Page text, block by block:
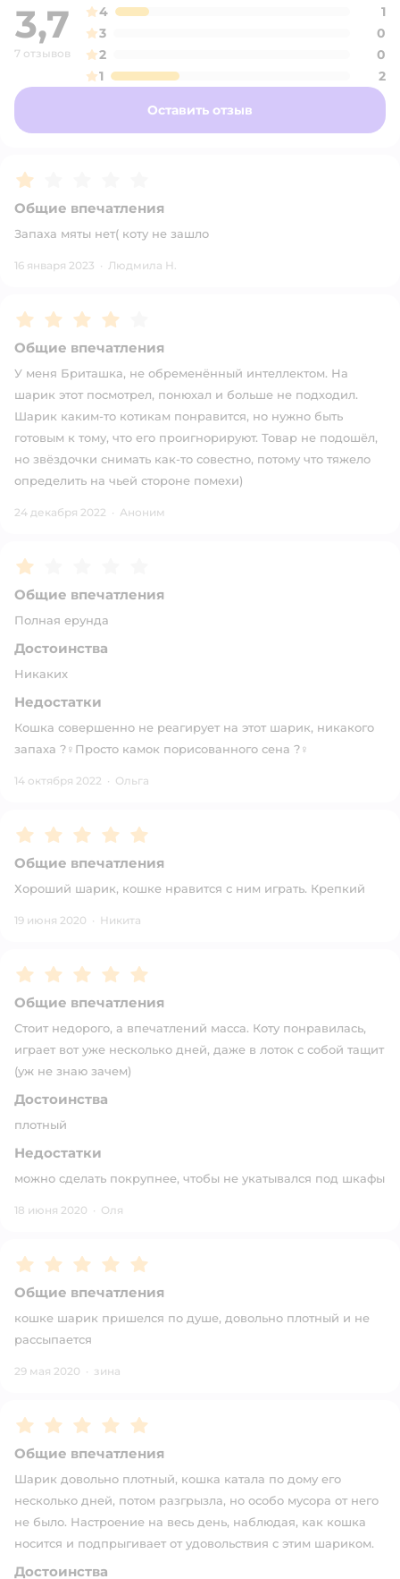
3,7
7 отзывов
4
1
3
0
2
0
1
2
Оставить отзыв
Рейтинг:
Общие впечатления
Запаха мяты нет( коту не зашло
16 января 2023 · Людмила Н.
Рейтинг:4
Общие впечатления
У меня Бриташка, не обременённый интеллектом. На
шарик этот посмотрел, понюхал и больше не подходил.
Шарик каким-то котикам понравится, но нужно быть
готовым к тому, что его проигнорируют. Товар не подошёл,
но звёздочки снимать как-то совестно, потому что тяжело
определить на чьей стороне помехи)
24 декабря 2022 · Аноним
Рейтинг:
Общие впечатления
Полная ерунда
Достоинства
Никаких
Недостатки
Кошка совершенно не реагирует на этот шарик, никакого
запаха ?‍♀️Просто камок порисованного сена ?‍♀️
14 октября 2022 · Ольга
Рейтинг:5
Общие впечатления
Хороший шарик, кошке нравится с ним играть. Крепкий
19 июня 2020 · Никита
Рейтинг:5
Общие впечатления
Стоит недорого, а впечатлений масса. Коту понравилась,
играет вот уже несколько дней, даже в лоток с собой тащит
(уж не знаю зачем)
Достоинства
плотный
Недостатки
можно сделать покрупнее, чтобы не укатывался под шкафы
18 июня 2020 · Оля
Рейтинг:5
Общие впечатления
кошке шарик пришелся по душе, довольно плотный и не
рассыпается
29 мая 2020 · зина
Рейтинг:5
Общие впечатления
Шарик довольно плотный, кошка катала по дому его
несколько дней, потом разгрызла, но особо мусора от него
не было. Настроение на весь день, наблюдая, как кошка
носится и подпрыгивает от удовольствия с этим шариком.
Достоинства